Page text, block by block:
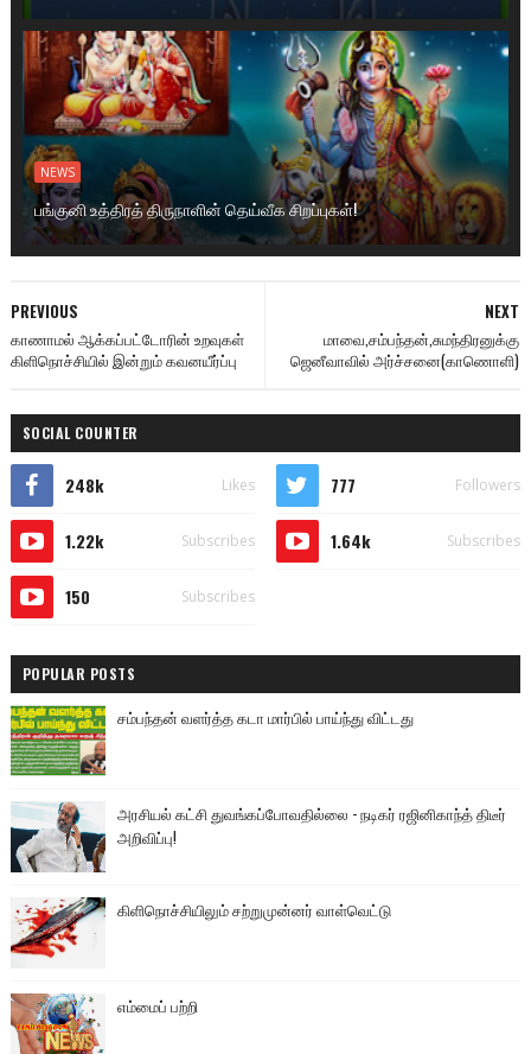
NEWS
பங்குனி உத்திரத் திருநாளின் தெய்வீக சிறப்புகள்!
NEXT
மாவை,சம்பந்தன்,சுமந்திரனுக்கு
ஜெனீவாவில் அர்ச்சனை(காணொளி)
PREVIOUS
காணாமல் ஆக்கப்பட்டோரின் உறவுகள்
கிளிநொச்சியில் இன்றும் கவனயீர்ப்பு
SOCIAL COUNTER
248k Likes 777 Followers
1.22k Subscribes 1.64k Subscribes
150 Subscribes
POPULAR POSTS
சம்பந்தன் வளர்த்த கடா மார்பில் பாய்ந்து விட்டது
அரசியல் கட்சி துவங்கப்போவதில்லை - நடிகர் ரஜினிகாந்த் திடீர்
அறிவிப்பு!
கிளிநொச்சியிலும் சற்றுமுன்னர் வாள்வெட்டு
எம்மைப் பற்றி